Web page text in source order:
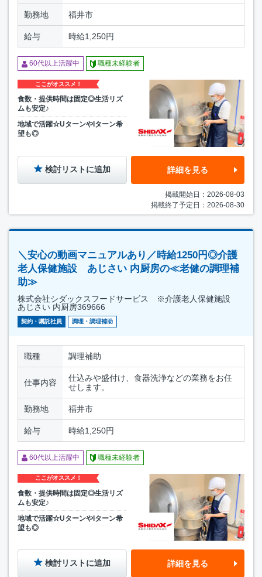
勤務地 福井市
給与 時給1,250円
60代以上活躍中 職種未経験者
ここがオススメ！
食数・提供時間は固定◎生活リズ
ムも安定♪
地域で活躍☆UターンやIターン希
望も◎
検討リストに追加 詳細を見る
掲載開始日：2026-08-03
掲載終了予定日：2026-08-30
＼安心の動画マニュアルあり／時給1250円◎介護
老人保健施設 あじさい 内厨房の≪老健の調理補
助≫
株式会社シダックスフードサービス ※介護老人保健施設
あじさい 内厨房369666
契約・嘱託社員 調理・調理補助
職種 調理補助
仕事内容
仕込みや盛付け、食器洗浄などの業務をお任
せします。
勤務地 福井市
給与 時給1,250円
60代以上活躍中 職種未経験者
ここがオススメ！
食数・提供時間は固定◎生活リズ
ムも安定♪
地域で活躍☆UターンやIターン希
望も◎
検討リストに追加 詳細を見る